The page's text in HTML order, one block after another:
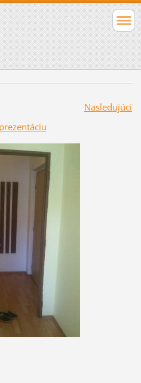
Nasledujúci